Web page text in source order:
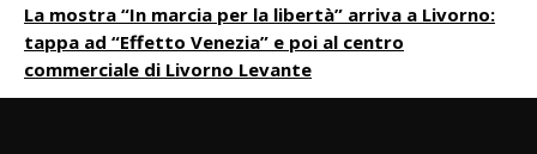
La mostra “In marcia per la libertà” arriva a Livorno:
tappa ad “Effetto Venezia” e poi al centro
commerciale di Livorno Levante